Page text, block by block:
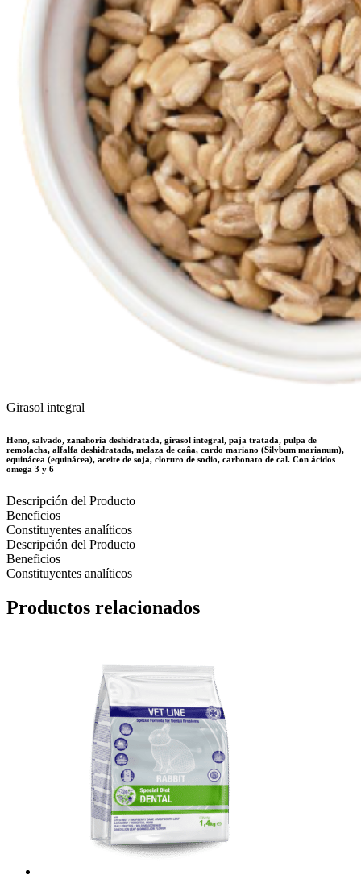
Girasol integral
Heno, salvado, zanahoria deshidratada, girasol integral, paja tratada, pulpa de
remolacha, alfalfa deshidratada, melaza de caña, cardo mariano (Silybum marianum),
equinácea (equinácea), aceite de soja, cloruro de sodio, carbonato de cal. Con ácidos
omega 3 y 6
Descripción del Producto
Beneficios
Constituyentes analíticos
Descripción del Producto
Beneficios
Constituyentes analíticos
Productos relacionados